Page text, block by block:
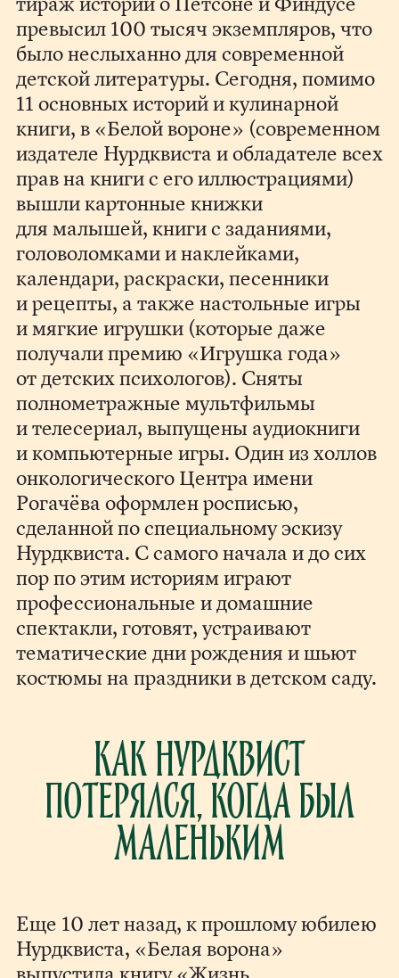
превысил 100 тысяч экземпляров, что
было неслыханно для современной
детской литературы. Сегодня, помимо
11 основных историй и кулинарной
книги, в «Белой вороне» (современном
издателе Нурдквиста и обладателе всех
прав на книги с его иллюстрациями)
вышли картонные книжки
для малышей, книги с заданиями,
головоломками и наклейками,
календари, раскраски, песенники
и рецепты, а также настольные игры
и мягкие игрушки (которые даже
получали премию «Игрушка года»
от детских психологов). Сняты
полнометражные мультфильмы
и телесериал, выпущены аудиокниги
и компьютерные игры. Один из холлов
онкологического Центра имени
Рогачёва оформлен росписью,
сделанной по специальному эскизу
Нурдквиста. С самого начала и до сих
пор по этим историям играют
профессиональные и домашние
спектакли, готовят, устраивают
тематические дни рождения и шьют
костюмы на праздники в детском саду.
Как Нурдквист
потерялся, когда был
маленьким
Еще 10 лет назад, к прошлому юбилею
Нурдквиста, «Белая ворона»